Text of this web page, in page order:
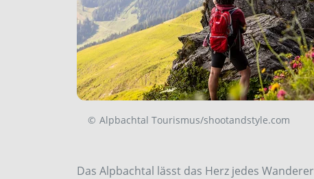
© Alpbachtal Tourismus/shootandstyle.com
Das Alpbachtal lässt das Herz jedes